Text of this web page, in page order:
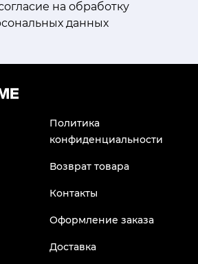
на обработку
данных
Политика
конфиденциальности
Возврат товара
Контакты
Оформление заказа
Доставка